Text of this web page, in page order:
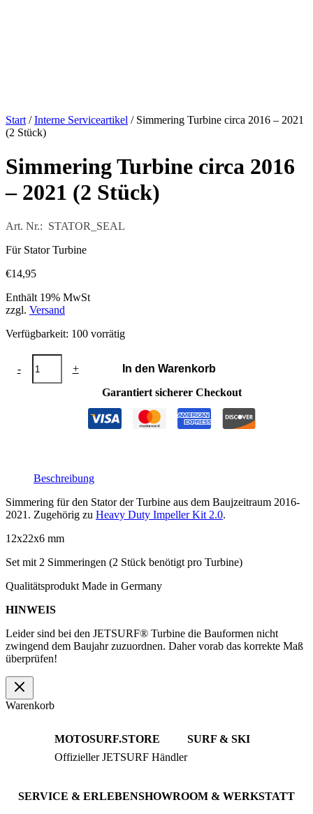
Start /Interne Serviceartikel / Simmering Turbine circa 2016 – 2021
(2 Stück)
Simmering Turbine circa 2016
– 2021 (2 Stück)
Art. Nr.: STATOR_SEAL
Für Stator Turbine
€14,95
Enthält 19% MwSt
zzgl. Versand
Verfügbarkeit: 100 vorrätig
-
Simmering
Turbine
+
In den Warenkorb
Garantiert sicherer Checkout
Beschreibung
Simmering für den Stator der Turbine aus dem Baujzeitraum 2016-
2021. Zugehörig zu Heavy Duty Impeller Kit 2.0.
12x22x6 mm
Set mit 2 Simmeringen (2 Stück benötigt pro Turbine)
Qualitätsprodukt Made in Germany
HINWEIS
Leider sind bei den JETSURF® Turbine die Bauformen nicht
zwingend dem Baujahr zuzuordnen. Daher vorab das korrekte Maß
überprüfen!
Warenkorb
MOTOSURF.STORE
Offizieller JETSURF Händler
SURF & SKI
JETSURF Boards
SERVICE & ERLEBENSHOWROOM & WERKSTATT